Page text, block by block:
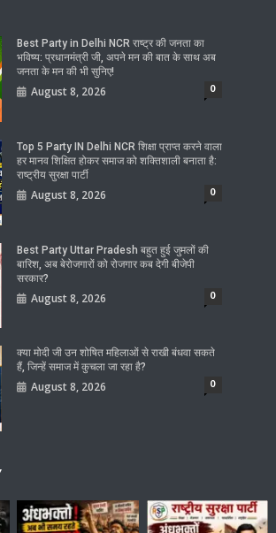
Best Party in Delhi NCR राष्ट्र की जनता का
भविष्य: प्रधानमंत्री जी, अपने मन की बात के साथ अब
जनता के मन की भी सुनिए!
August 8, 2026 0
Top 5 Party IN Delhi NCR शिक्षा प्राप्त करने वाला
हर मानव शिक्षित होकर समाज को शक्तिशाली बनाता है:
राष्ट्रीय सुरक्षा पार्टी
August 8, 2026 0
Best Party Uttar Pradesh बहुत हुई जुमलों की
बारिश, अब बेरोजगारों को रोजगार कब देगी बीजेपी
सरकार?
August 8, 2026 0
क्या मोदी जी उन शोषित महिलाओं से राखी बंधवा सकते
हैं, जिन्हें समाज में कुचला जा रहा है?
August 8, 2026 0